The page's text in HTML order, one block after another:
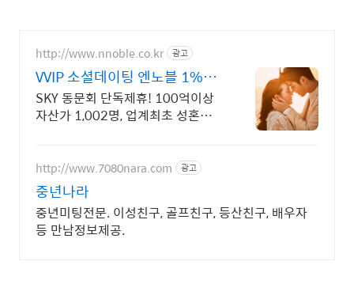
http://www.nnoble.co.kr 광고
VVIP 소셜데이팅 엔노블 1%를
위한 상류층 결정사
SKY 동문회 단독제휴! 100억이상
자산가 1,002명, 업계최초 성혼주의
부장관대상 2회수상
http://www.7080nara.com 광고
중년나라
중년미팅전문. 이성친구, 골프친구, 등산친구, 배우자
등 만남정보제공.